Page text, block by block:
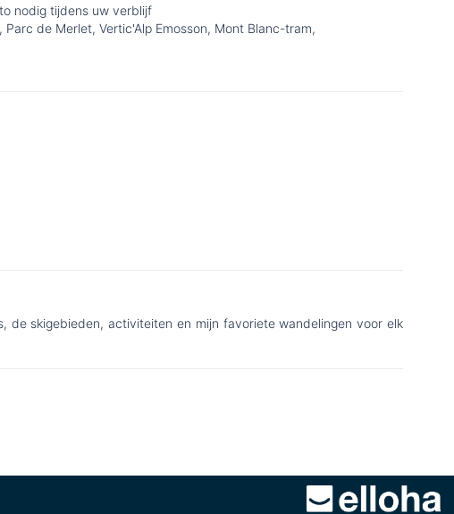
nodig tijdens uw verblijf
de Merlet, Vertic'Alp Emosson, Mont Blanc-tram,
de skigebieden, activiteiten en mijn favoriete wandelingen voor elk